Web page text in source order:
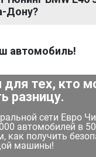
Дону?
автомобиль!
тех, кто
разницу.
сети Евро
автомобилей в
как получить
машины!